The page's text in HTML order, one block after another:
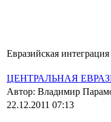
Евразийская
ЦЕНТРАЛЬНАЯ
Автор: Владимир
22.12.2011 07:13